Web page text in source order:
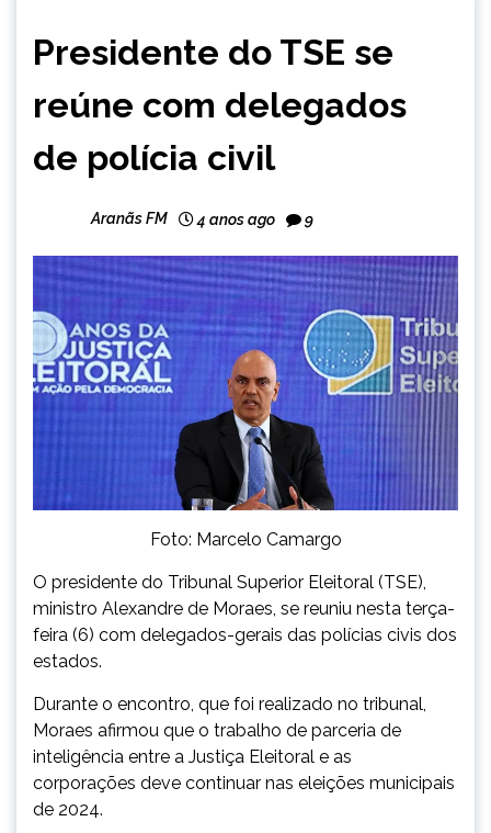
NOTÍCIAS
Presidente do TSE se
reúne com delegados
de polícia civil
Aranãs FM 4 anos ago 9
Foto: Marcelo Camargo
O presidente do Tribunal Superior Eleitoral (TSE),
ministro Alexandre de Moraes, se reuniu nesta terça-
feira (6) com delegados-gerais das polícias civis dos
estados.
Durante o encontro, que foi realizado no tribunal,
Moraes afirmou que o trabalho de parceria de
inteligência entre a Justiça Eleitoral e as
corporações deve continuar nas eleições municipais
de 2024.